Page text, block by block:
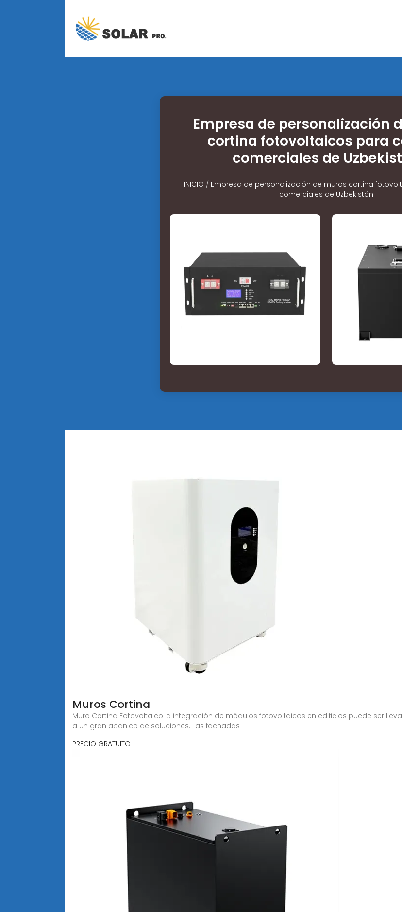
Empresa de personalización
cortina fotovoltaicos para
comerciales de
INICIO / Empresa de personalización de muros cortina
comerciales de Uzbekistán
Muros Cortina
Muro Cortina FotovoltaicoLa integración de módulos fotovoltaicos en edificios puede ser
a un gran abanico de soluciones. Las fachadas
PRECIO GRATUITO